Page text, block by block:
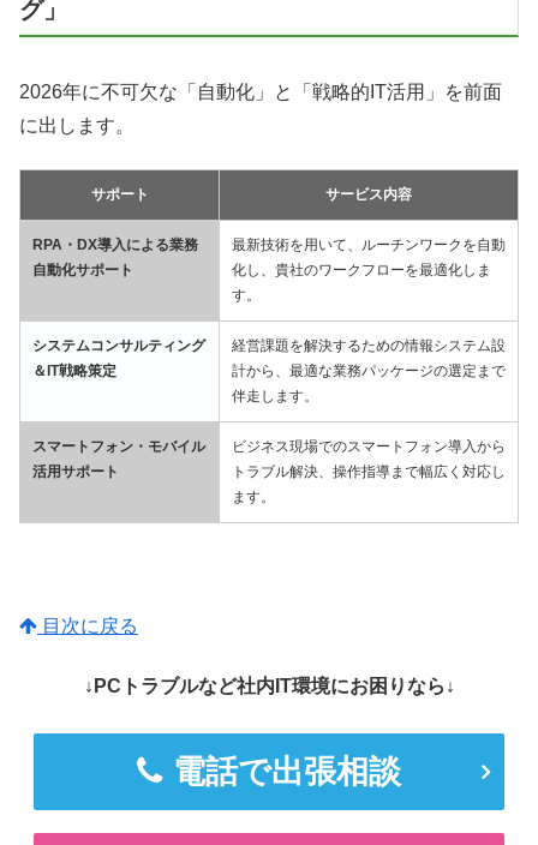
グ」
2026年に不可欠な「自動化」と「戦略的IT活用」を前面
に出します。
サポート サービス内容
RPA・DX導入による業務
自動化サポート
最新技術を用いて、ルーチンワークを自動
化し、貴社のワークフローを最適化しま
す。
システムコンサルティング
＆IT戦略策定
経営課題を解決するための情報システム設
計から、最適な業務パッケージの選定まで
伴走します。
スマートフォン・モバイル
活用サポート
ビジネス現場でのスマートフォン導入から
トラブル解決、操作指導まで幅広く対応し
ます。
目次に戻る
↓PCトラブルなど社内IT環境にお困りなら↓
電話で出張相談